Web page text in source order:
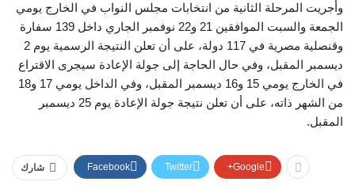
وأجريت المرحلة الثانية من انتخابات مجلس النواب في الخارج يومي
الجمعة والسبت الموافقين 21 و22 نوفمبر الجاري داخل 139 سفارة
وقنصلية مصرية في 117 دولة، على أن تعلن النتيجة الرسمية يوم 2
ديسمبر المقبل، وفي حال الحاجة إلى جولة الإعادة سيجرى الاقتراع
في الخارج يومي 15 و16 ديسمبر المقبل، وفي الداخل يومي 17 و18
من الشهر ذاته، على أن تعلن نتيجة جولة الإعادة يوم 25 ديسمبر
المقبل.
شارك Facebook Twitter Google+